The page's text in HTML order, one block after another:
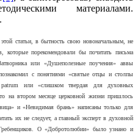
материалами.
статьи, в бытность свою новоначальным, не
которые порекомендовали бы почитать письма
или «Душеполезные поучения» аввы
с понятиями «святые отцы и столпы
patrum или «слишком твердая для духовных
на втором месяце церковной жизни пришлось
и «Невидимая брань» написаны только для
их не следует, а главный эксперт в духовной
О «Добротолюбии» было узнано и